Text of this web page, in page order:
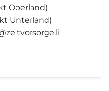
Oberland)
Unterland)